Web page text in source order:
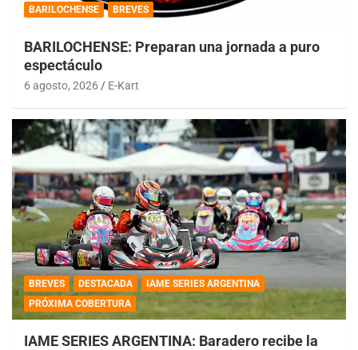
BARILOCHENSE BREVES
BARILOCHENSE: Preparan una jornada a puro
espectáculo
6 agosto, 2026 E-Kart
BREVES DESTACADA
IAME SERIES ARGENTINA
PRÓXIMA COBERTURA
IAME SERIES ARGENTINA: Baradero recibe la